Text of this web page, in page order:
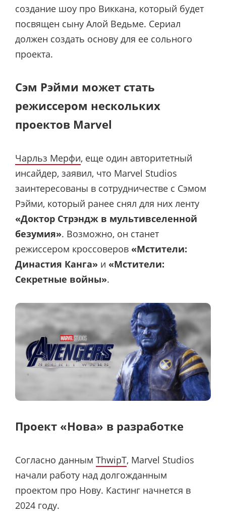
создание шоу про Виккана, который будет
посвящен сыну Алой Ведьме. Сериал
должен создать основу для ее сольного
проекта.
Сэм Рэйми может стать
режиссером нескольких
проектов Marvel
Чарльз Мерфи, еще один авторитетный
инсайдер, заявил, что Marvel Studios
заинтересованы в сотрудничестве с Сэмом
Рэйми, который ранее снял для них ленту
«Доктор Стрэндж в мультивселенной
безумия». Возможно, он станет
режиссером кроссоверов «Мстители:
Династия Канга» и «Мстители:
Секретные войны».
Проект «Нова» в разработке
Согласно данным ThwipT, Marvel Studios
начали работу над долгожданным
проектом про Нову. Кастинг начнется в
2024 году.